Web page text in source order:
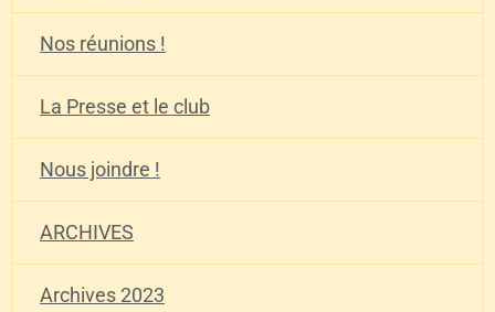
Nos réunions !
La Presse et le club
Nous joindre !
ARCHIVES
Archives 2023